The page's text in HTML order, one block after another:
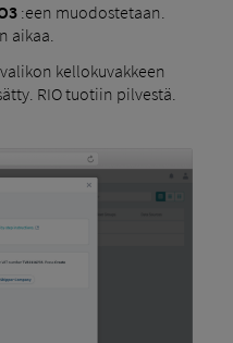
:een muodostetaan.
aikaa.
kellokuvakkeen
RIO tuotiin pilvestä.